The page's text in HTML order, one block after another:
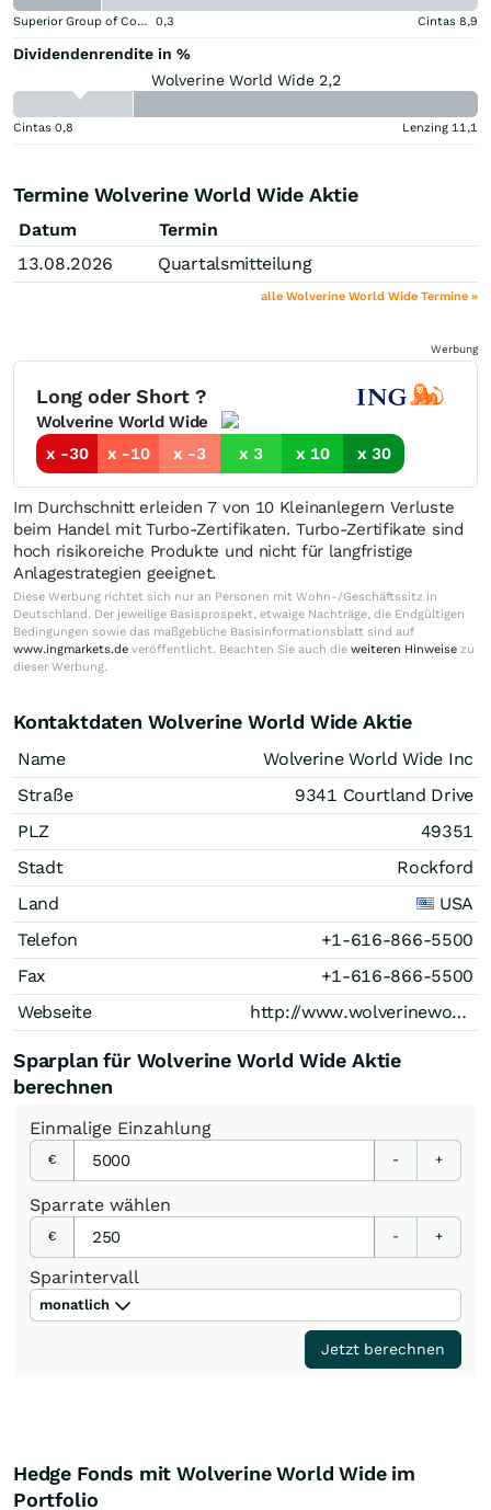
Superior Group of Companies 0,3 Cintas 8,9
Dividendenrendite in %
Wolverine World Wide 2,2
Cintas 0,8 Lenzing 11,1
Termine Wolverine World Wide Aktie
Datum
Termin
13.08.2026
Quartalsmitteilung
alle Wolverine World Wide Termine »
Werbung
Long oder Short ?
Wolverine World Wide
x -30
x -10 x -3 x 3 x 10 x 30
Im Durchschnitt erleiden 7 von 10 Kleinanlegern Verluste
beim Handel mit Turbo-Zertifikaten. Turbo-Zertifikate sind
hoch risikoreiche Produkte und nicht für langfristige
Anlagestrategien geeignet.
Diese Werbung richtet sich nur an Personen mit Wohn-/Geschäftssitz in
Deutschland. Der jeweilige Basisprospekt, etwaige Nachträge, die Endgültigen
Bedingungen sowie das maßgebliche Basisinformationsblatt sind auf
www.ingmarkets.de veröffentlicht. Beachten Sie auch die weiteren Hinweise zu
dieser Werbung.
Kontaktdaten Wolverine World Wide Aktie
Name
Wolverine World Wide Inc
Straße
9341 Courtland Drive
PLZ
49351
Stadt
Rockford
Land
USA
Telefon
+1-616-866-5500
Fax
+1-616-866-5500
Webseite
http://www.wolverineworldwide.com/
Sparplan für Wolverine World Wide Aktie
berechnen
Einmalige Einzahlung
€ - +
Sparrate wählen
€ - +
Sparintervall
monatlich
Jetzt berechnen
Hedge Fonds mit Wolverine World Wide im
Portfolio